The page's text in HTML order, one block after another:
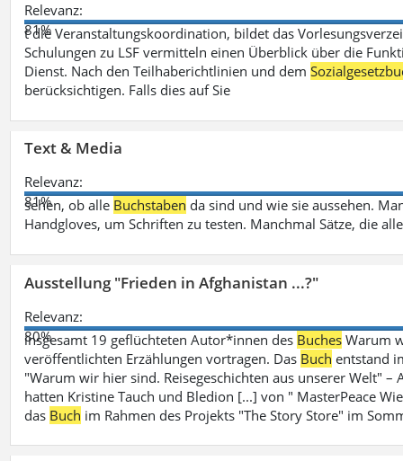
Relevanz:
81%
t die Veranstaltungskoordination, bildet das
Schulungen zu LSF vermitteln einen Überblick über die
Dienst. Nach den Teilhaberichtlinien und dem
berücksichtigen. Falls dies auf Sie
Text & Media
Relevanz:
81%
sehen, ob alle Buchstaben da sind und wie sie aussehen.
Handgloves, um Schriften zu testen. Manchmal Sätze, die
Ausstellung "Frieden in Afghanistan ...?"
Relevanz:
80%
insgesamt 19 geflüchteten Autor*innen des Buches Warum
veröffentlichten Erzählungen vortragen. Das Buch entstand
"Warum wir hier sind. Reisegeschichten aus unserer Welt"
hatten Kristine Tauch und Bledion [...] von " MasterPeace
das Buch im Rahmen des Projekts "The Story Store" im